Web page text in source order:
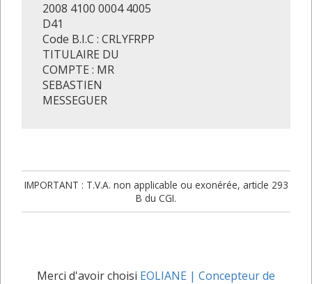
2008 4100 0004 4005
D41
Code B.I.C : CRLYFRPP
TITULAIRE DU
COMPTE : MR
SEBASTIEN
MESSEGUER
IMPORTANT : T.V.A. non applicable ou exonérée, article 293
B du CGI.
Merci d'avoir choisi EOLIANE | Concepteur de